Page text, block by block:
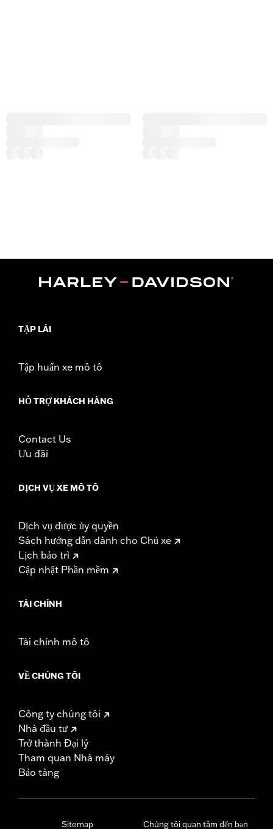
TẬP LÁI
Tập huấn xe mô tô
HỖ TRỢ KHÁCH HÀNG
Contact Us
Ưu đãi
DỊCH VỤ XE MÔ TÔ
Dịch vụ được ủy quyền
Sách hướng dẫn dành cho Chủ xe
Lịch bảo trì
Cập nhật Phần mềm
TÀI CHÍNH
Tài chính mô tô
VỀ CHÚNG TÔI
Công ty chúng tôi
Nhà đầu tư
Trở thành Đại lý
Tham quan Nhà máy
Bảo tàng
Sitemap Chúng tôi quan tâm đến bạn